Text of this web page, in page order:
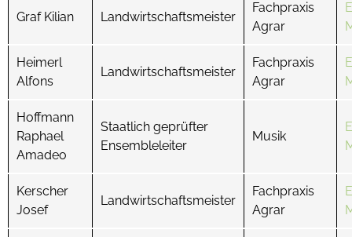
Graf Kilian Landwirtschaftsmeister
Fachpraxis
Agrar
Heimerl
Alfons
Landwirtschaftsmeister
Fachpraxis
Agrar
Hoffmann
Raphael
Amadeo
Staatlich geprüfter
Ensembleleiter
Musik
Kerscher
Josef
Landwirtschaftsmeister
Fachpraxis
Agrar